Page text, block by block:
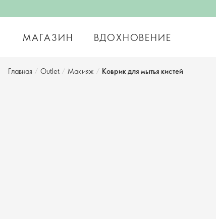
МАГАЗИН ВДОХНОВЕНИЕ
Главная / Outlet / Макияж / Коврик для мытья кистей